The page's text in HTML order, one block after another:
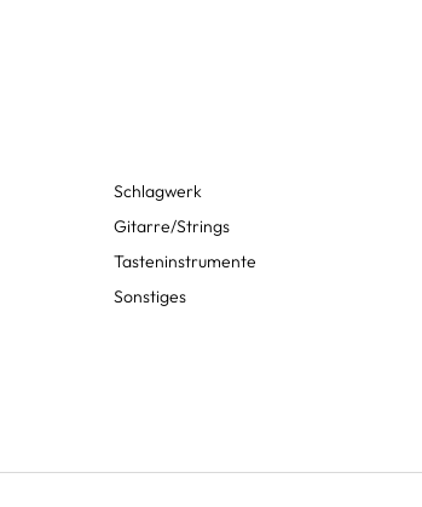
Schlagwerk
Gitarre/Strings
Tasteninstrumente
Sonstiges